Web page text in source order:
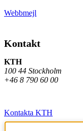
Webbmejl
Kontakt
KTH
100 44 Stockholm
+46 8 790 60 00
Kontakta KTH